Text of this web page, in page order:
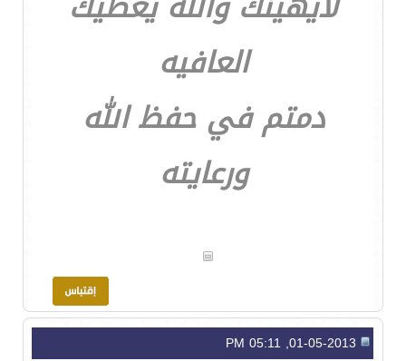
العافيه
دمتم في حفظ الله
ورعايته